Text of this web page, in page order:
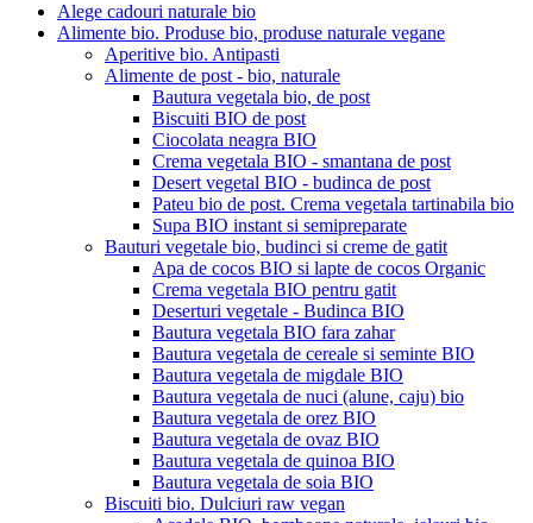
Alege cadouri naturale bio
Alimente bio. Produse bio, produse naturale vegane
Aperitive bio. Antipasti
Alimente de post - bio, naturale
Bautura vegetala bio, de post
Biscuiti BIO de post
Ciocolata neagra BIO
Crema vegetala BIO - smantana de post
Desert vegetal BIO - budinca de post
Pateu bio de post. Crema vegetala tartinabila bio
Supa BIO instant si semipreparate
Bauturi vegetale bio, budinci si creme de gatit
Apa de cocos BIO si lapte de cocos Organic
Crema vegetala BIO pentru gatit
Deserturi vegetale - Budinca BIO
Bautura vegetala BIO fara zahar
Bautura vegetala de cereale si seminte BIO
Bautura vegetala de migdale BIO
Bautura vegetala de nuci (alune, caju) bio
Bautura vegetala de orez BIO
Bautura vegetala de ovaz BIO
Bautura vegetala de quinoa BIO
Bautura vegetala de soia BIO
Biscuiti bio. Dulciuri raw vegan